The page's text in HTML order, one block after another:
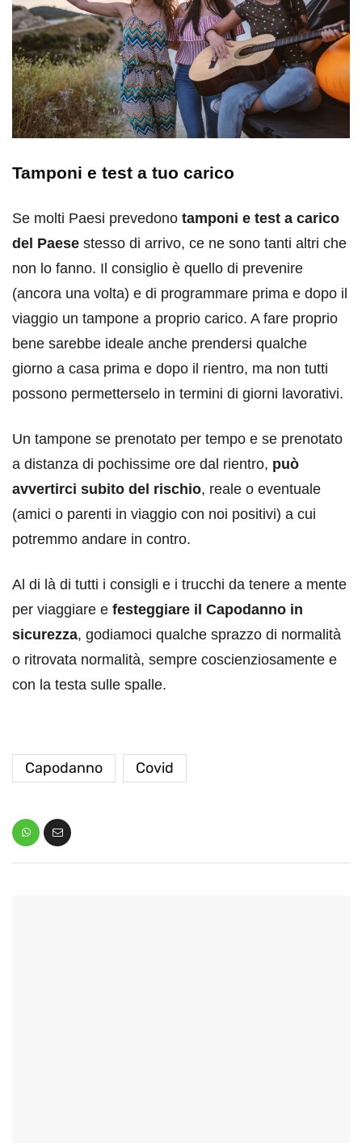
Tamponi e test a tuo carico
Se molti Paesi prevedono tamponi e test a carico
del Paese stesso di arrivo, ce ne sono tanti altri che
non lo fanno. Il consiglio è quello di prevenire
(ancora una volta) e di programmare prima e dopo il
viaggio un tampone a proprio carico. A fare proprio
bene sarebbe ideale anche prendersi qualche
giorno a casa prima e dopo il rientro, ma non tutti
possono permetterselo in termini di giorni lavorativi.
Un tampone se prenotato per tempo e se prenotato
a distanza di pochissime ore dal rientro, può
avvertirci subito del rischio, reale o eventuale
(amici o parenti in viaggio con noi positivi) a cui
potremmo andare in contro.
Al di là di tutti i consigli e i trucchi da tenere a mente
per viaggiare e festeggiare il Capodanno in
sicurezza, godiamoci qualche sprazzo di normalità
o ritrovata normalità, sempre coscienziosamente e
con la testa sulle spalle.
Capodanno Covid